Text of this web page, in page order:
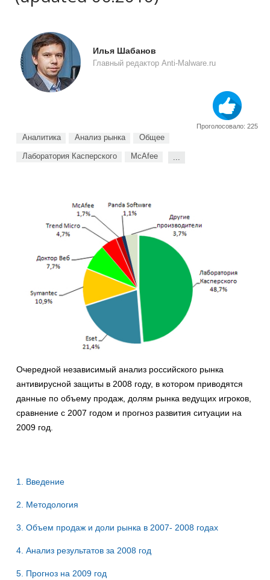
Илья Шабанов
Главный редактор Anti-Malware.ru
Проголосовало: 225
Аналитика Анализ рынка Общее
Лаборатория Касперского McAfee ...
Очередной независимый анализ российского рынка
антивирусной защиты в 2008 году, в котором приводятся
данные по объему продаж, долям рынка ведущих игроков,
сравнение с 2007 годом и прогноз развития ситуации на
2009 год.
1. Введение
2. Методология
3. Объем продаж и доли рынка в 2007- 2008 годах
4. Анализ результатов за 2008 год
5. Прогноз на 2009 год